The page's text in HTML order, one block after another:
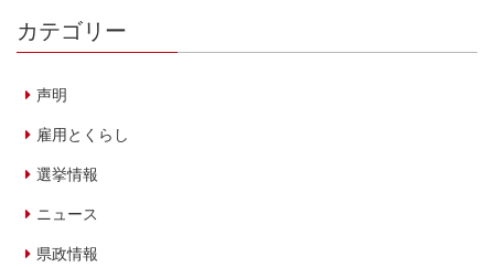
カテゴリー
声明
雇用とくらし
選挙情報
ニュース
県政情報